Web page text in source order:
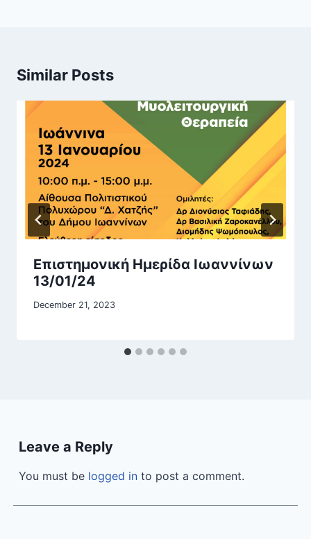
Similar Posts
Επιστημονική Ημερίδα Ιωαννίνων
13/01/24
December 21, 2023
Leave a Reply
You must be logged in to post a comment.